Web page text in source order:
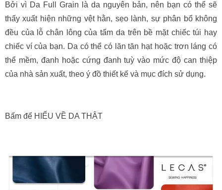
Bởi vì Da Full Grain là da nguyên bản, nên bạn có thể sẽ
thấy xuất hiện những vệt hằn, sẹo lành, sự phân bổ không
đều của lỗ chân lông của tấm da trên bề mặt chiếc túi hay
chiếc ví của bạn. Da có thể có lăn tăn hạt hoặc trơn láng có
thể mềm, đanh hoặc cứng đanh tuỳ vào mức độ can thiệp
của nhà sản xuất, theo ý đồ thiết kế và mục đích sử dụng.
Bấm để HIỂU VỀ DA THẬT